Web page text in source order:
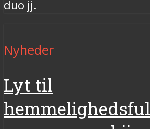
duo jj.
Nyheder
Lyt til